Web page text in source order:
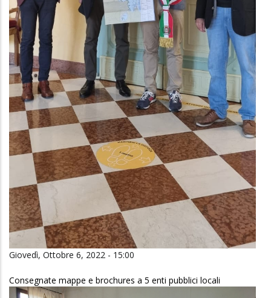
Giovedì, Ottobre 6, 2022 - 15:00
Consegnate mappe e brochures a 5 enti pubblici locali